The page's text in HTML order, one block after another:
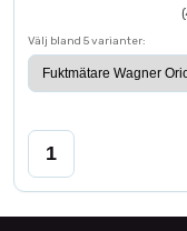
Välj bland 5 varianter: